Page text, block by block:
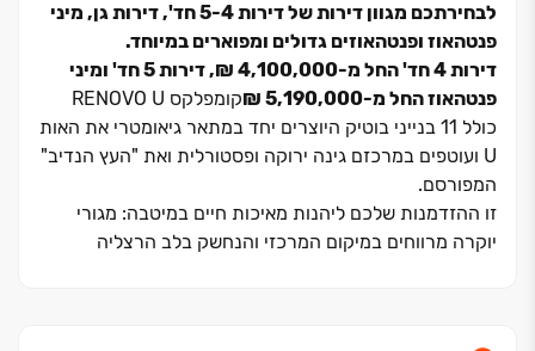
לבחירתכם מגוון דירות של דירות ‏4‏-‏5 חד', דירות גן, מיני
פנטהאוז ופנטהאוזים גדולים ומפוארים במיוחד.
דירות ‏4 חד' החל מ‏-‏4,100,000 ‏₪, דירות ‏5 חד' ומיני
פנטהאוז החל מ‏-‏5,190,000 ‏₪
קומפלקס RENOVO U
כולל ‏11 בנייני בוטיק היוצרים יחד במתאר גיאומטרי את האות
U ועוטפים במרכזם גינה ירוקה ופסטורלית ואת "העץ הנדיב"
המפורסם.
זו ההזדמנות שלכם ליהנות מאיכות חיים במיטבה: מגורי
יוקרה מרווחים במיקום המרכזי והנחשק בלב הרצליה